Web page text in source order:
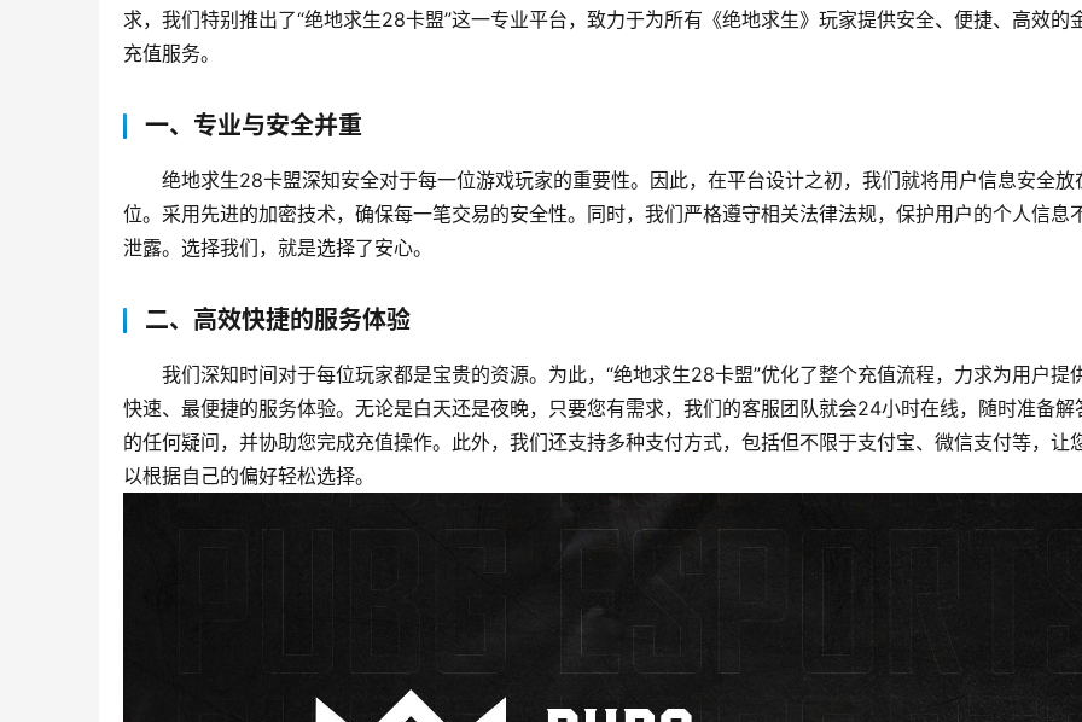
求，我们特别推出了“绝地求生28卡盟”这一专业平台，致力于为所有《绝地求生》玩家提供安全、便捷、高效的
充值服务。
一、专业与安全并重
绝地求生28卡盟深知安全对于每一位游戏玩家的重要性。因此，在平台设计之初，我们就将用户信息安全放
位。采用先进的加密技术，确保每一笔交易的安全性。同时，我们严格遵守相关法律法规，保护用户的个人信息
泄露。选择我们，就是选择了安心。
二、高效快捷的服务体验
我们深知时间对于每位玩家都是宝贵的资源。为此，“绝地求生28卡盟”优化了整个充值流程，力求为用户提
快速、最便捷的服务体验。无论是白天还是夜晚，只要您有需求，我们的客服团队就会24小时在线，随时准备解
的任何疑问，并协助您完成充值操作。此外，我们还支持多种支付方式，包括但不限于支付宝、微信支付等，让
以根据自己的偏好轻松选择。